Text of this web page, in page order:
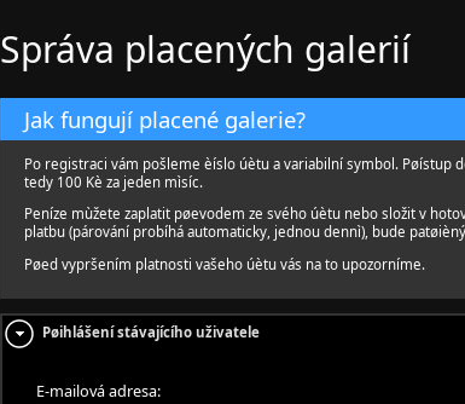
Správa placených galerií
Jak fungují placené galerie?
Po registraci vám pošleme èíslo úètu a variabilní symbol. Pøístup
tedy 100 Kè za jeden mìsíc.
Peníze mùžete zaplatit pøevodem ze svého úètu nebo složit v
platbu (párování probíhá automaticky, jednou dennì), bude
Pøed vypršením platnosti vašeho úètu vás na to upozorníme.
Pøihlášení stávajícího uživatele
E-mailová adresa: